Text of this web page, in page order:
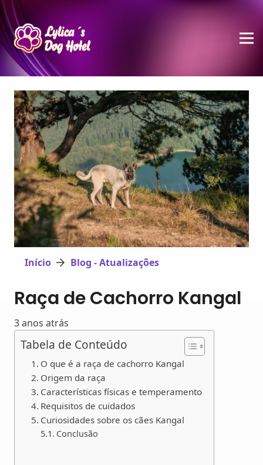
Início Blog - Atualizações
Raça de Cachorro Kangal
3 anos atrás
Tabela de Conteúdo
O que é a raça de cachorro Kangal
Origem da raça
Características físicas e temperamento
Requisitos de cuidados
Curiosidades sobre os cães Kangal
Conclusão